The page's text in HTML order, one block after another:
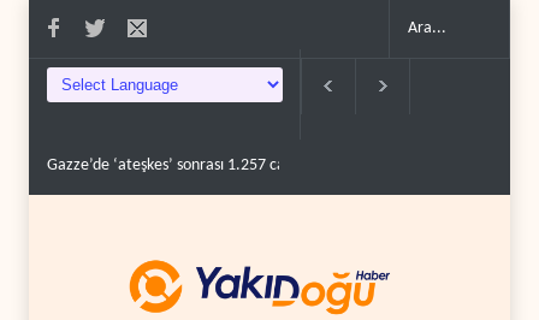
Gazze’de ‘ateşkes’ sonrası 1.257 can kaybı..